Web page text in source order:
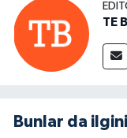
TE
Bunlar da